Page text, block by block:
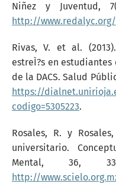
Niñez y Juventud,
http://www.redalyc.org/
Rivas, V. et al.
estreÌ?s en
de la DACS. Salud
https://
codigo=5305223.
Rosales, R. y
universitario.
Mental, 36,
http://